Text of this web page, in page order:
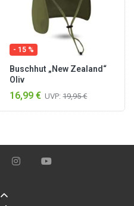
- 15 %
Buschhut „New Zealand“
Oliv
16,99 € UVP: 19,95 €